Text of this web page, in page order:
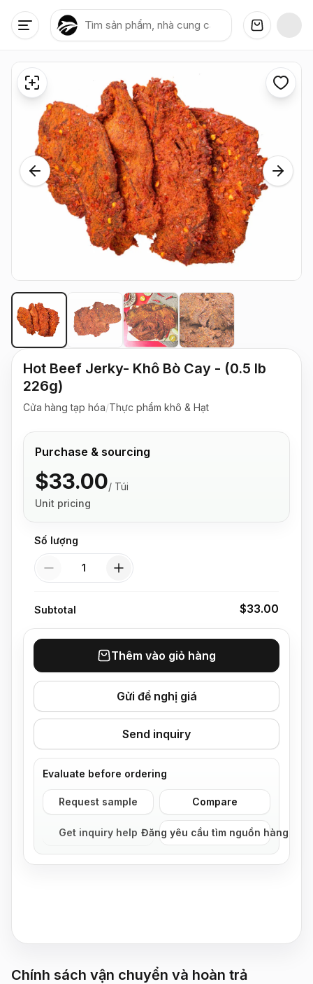
Hot Beef Jerky- Khô Bò Cay - (0.5 lb
226g)
Cửa hàng tạp hóa/Thực phẩm khô & Hạt
Purchase & sourcing
$33.00/ Túi
Unit pricing
Số lượng
Số lượng
Subtotal $33.00
Thêm vào giỏ hàng
Gửi đề nghị giá
Send inquiry
Evaluate before ordering
Request sample Compare
Get inquiry help Đăng yêu cầu tìm nguồn hàng
Chính sách vận chuyển và hoàn trả